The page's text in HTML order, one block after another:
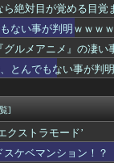
いゲームじゃない！
スくらいを目指す
っちゃ見えるように
人になってから再会
、34歳の誕生日を迎
を銀行に拒否され受
前の版権キャラ最後
ら絶対目が覚める目
もない事が判明ｗｗ
グルメアニメ』の凄
もしかして…
、とんでもない事が
]
クストラモード’
ケベマンション！？